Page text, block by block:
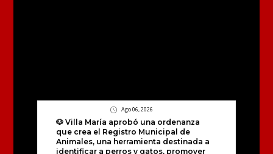
Ago 06, 2026
🐶 Villa María aprobó una ordenanza
que crea el Registro Municipal de
Animales, una herramienta destinada a
identificar a perros y gatos, promover